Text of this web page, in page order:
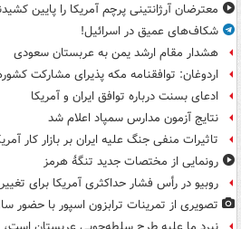
معترضان آرژانتینی پرچم آمریکا را پایین
شکاف‌های عمیق در اسرائیل!
هشدار مقام ارشد یمن به عربستان سعودی
اردوغان: توافقنامه مکه پذیرای مشارکت
ادعای بسنت درباره توافق ایران و آمریکا
نتایج آزمون مدارس سمپاد اعلام شد
تاثیرات منفی جنگ علیه ایران بر بازار کار
رونمایی از مختصات جدید تنگۀ هرمز
روبیو در رأس فشار حداکثری آمریکا برای
تصویری از تمرینات ترابزون اسپور با حضور